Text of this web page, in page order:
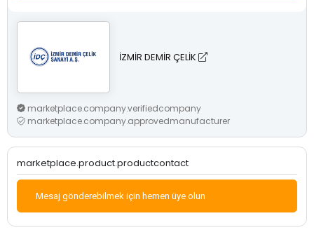
İZMİR DEMİR ÇELİK
marketplace.company.verifiedcompany
marketplace.company.approvedmanufacturer
marketplace.product.productcontact
Mesaj gönderebilmek için hemen üye olun